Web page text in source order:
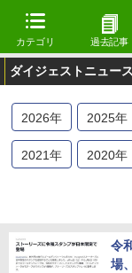
カテゴリ 過去記事
ダイジェストニュー
2026年 2025年
2021年 2020年
令
場